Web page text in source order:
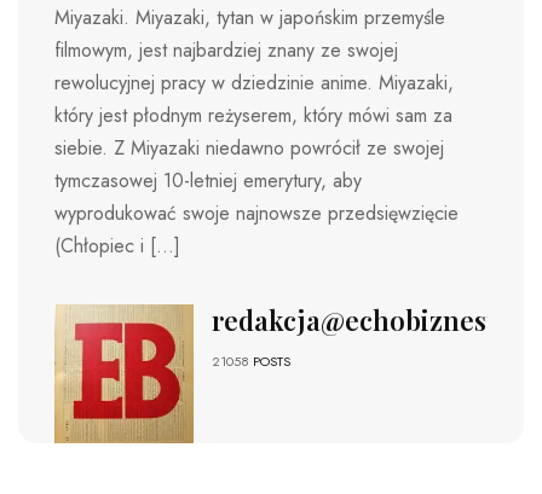
Miyazaki. Miyazaki, tytan w japońskim przemyśle
filmowym, jest najbardziej znany ze swojej
rewolucyjnej pracy w dziedzinie anime. Miyazaki,
który jest płodnym reżyserem, który mówi sam za
siebie. Z Miyazaki niedawno powrócił ze swojej
tymczasowej 10-letniej emerytury, aby
wyprodukować swoje najnowsze przedsięwzięcie
(Chłopiec i […]
redakcja@echobiznesu.pl
21058 POSTS